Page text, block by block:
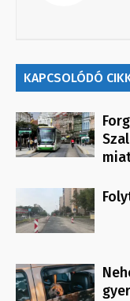
KAPCSOLÓDÓ